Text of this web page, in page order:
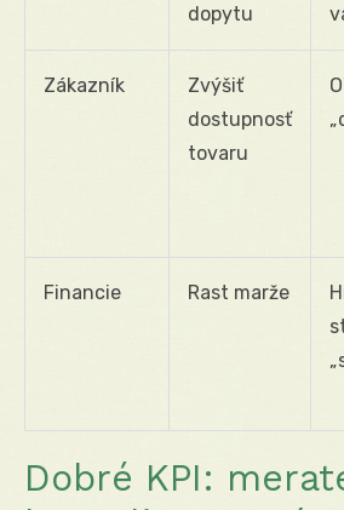
dopytu
Zákazník
Zvýšiť
dostupnosť
tovaru
Financie Rast marže
Dobré KPI: